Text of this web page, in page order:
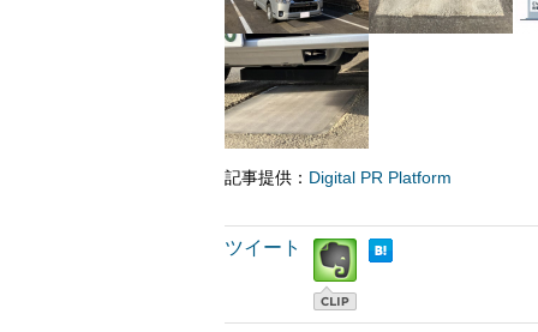
記事提供： Digital PR Platform
ツイート